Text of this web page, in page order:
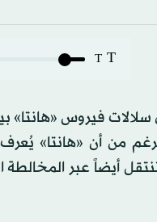
T
T
فيروس «هانتا»
من أن «هانتا» يُعرف
أيضاً عبر المخالطة